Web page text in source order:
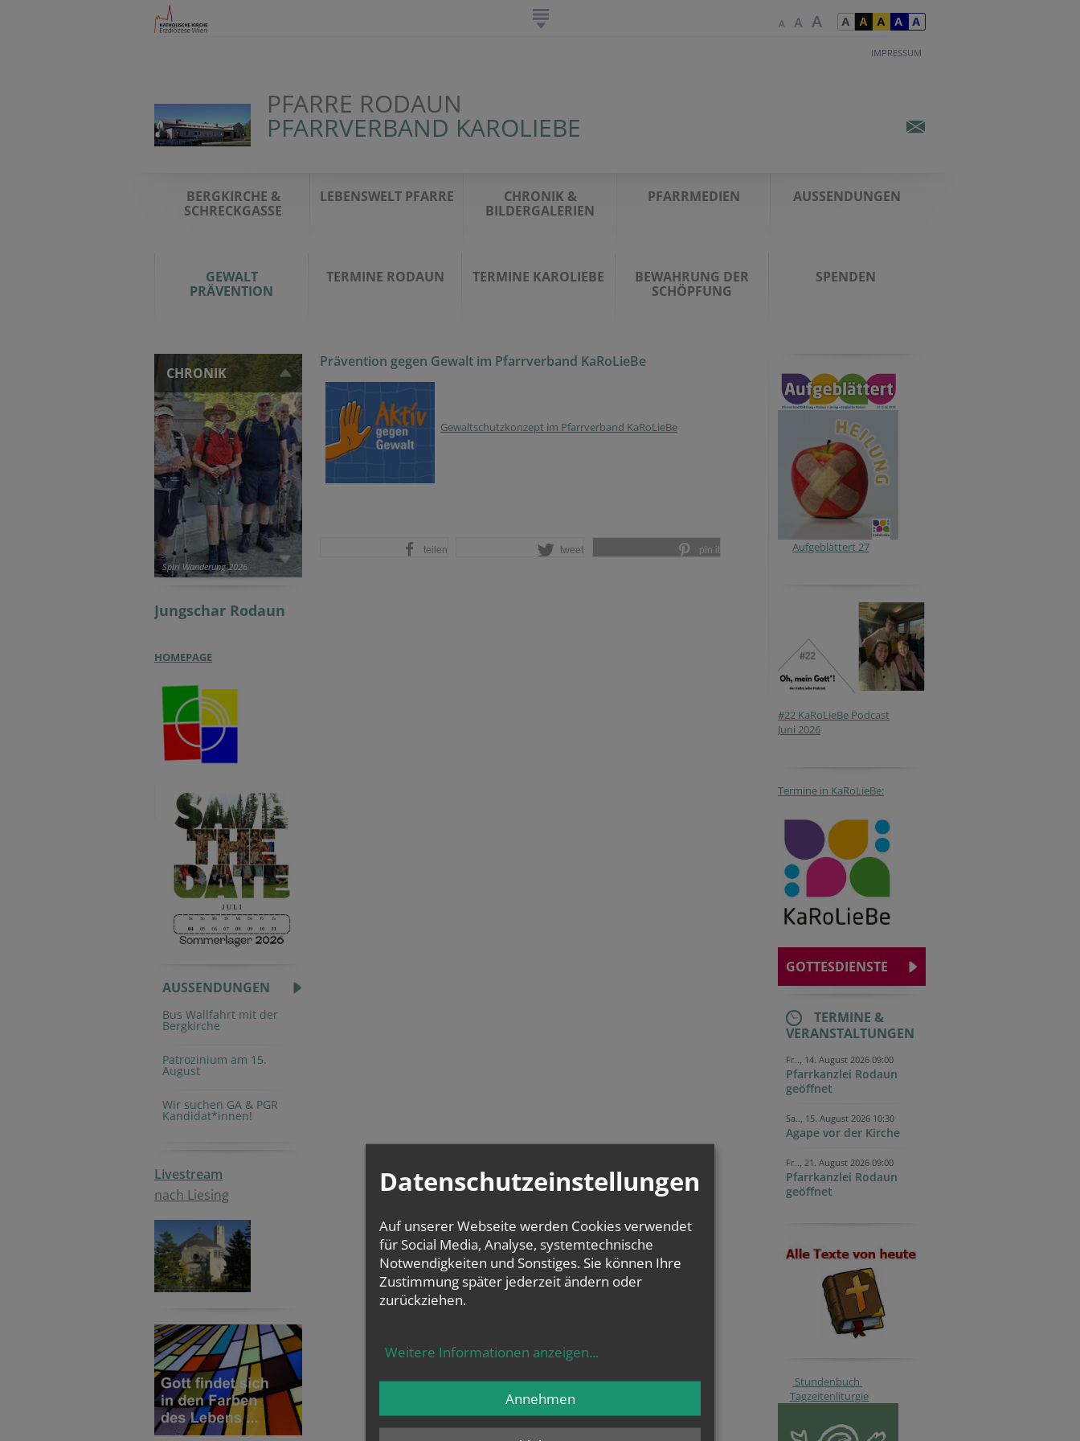
IMPRESSUM
PFARRE RODAUN
PFARRVERBAND KAROLIEBE
BERGKIRCHE &
SCHRECKGASSE
LEBENSWELT PFARRE
CHRONIK &
BILDERGALERIEN
PFARRMEDIEN AUSSENDUNGEN
GEWALT
PRÄVENTION
TERMINE RODAUN TERMINE KAROLIEBE
BEWAHRUNG DER
SCHÖPFUNG
SPENDEN
CHRONIK
Spiri Wanderung 2026
Jungschar Rodaun
HOMEPAGE
AUSSENDUNGEN
Bus Wallfahrt mit der
Bergkirche
Patrozinium am 15.
August
Wir suchen GA & PGR
Kandidat*innen!
Livestream
nach Liesing
Prävention gegen Gewalt im Pfarrverband KaRoLieBe
Gewaltschutzkonzept im Pfarrverband KaRoLieBe
teilen tweet pin it Aufgeblättert 27
#22 KaRoLieBe Podcast
Juni 2026
Termine in KaRoLieBe:
GOTTESDIENSTE
TERMINE &
VERANSTALTUNGEN
Fr.., 14. August 2026 09:00
Pfarrkanzlei Rodaun
geöffnet
Sa.., 15. August 2026 10:30
Agape vor der Kirche
Fr.., 21. August 2026 09:00
Pfarrkanzlei Rodaun
geöffnet
Stundenbuch
Tagzeitenliturgie
Datenschutzeinstellungen
Auf unserer Webseite werden Cookies verwendet
für Social Media, Analyse, systemtechnische
Notwendigkeiten und Sonstiges. Sie können Ihre
Zustimmung später jederzeit ändern oder
zurückziehen.
Weitere Informationen anzeigen...
Annehmen